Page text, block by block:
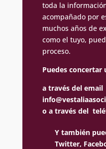
toda la
acompañado por
muchos años de
como el tuyo,
proceso.
Puedes concertar
a través del email
o a través del
Y también
Twitter,